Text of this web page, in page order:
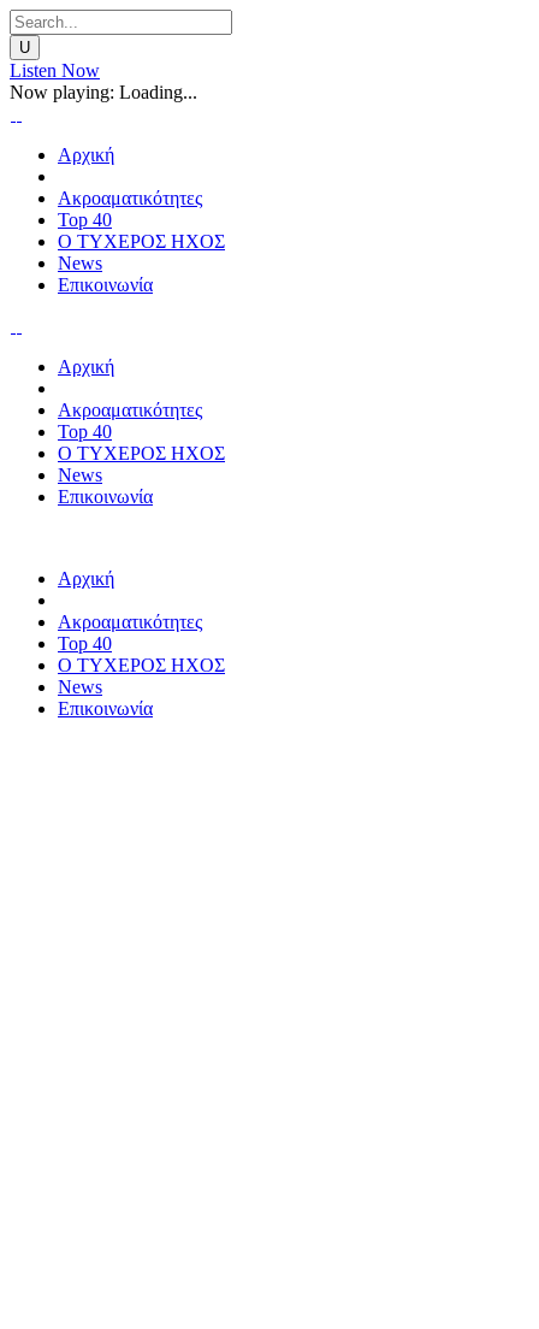
Listen Now
Now playing: Loading...
Αρχική
Ακροαματικότητες
Top 40
Ο ΤΥΧΕΡΟΣ ΗΧΟΣ
News
Επικοινωνία
Αρχική
Ακροαματικότητες
Top 40
Ο ΤΥΧΕΡΟΣ ΗΧΟΣ
News
Επικοινωνία
Αρχική
Ακροαματικότητες
Top 40
Ο ΤΥΧΕΡΟΣ ΗΧΟΣ
News
Επικοινωνία